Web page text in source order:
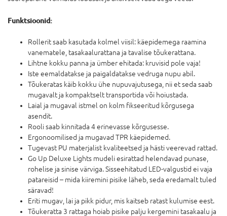
Funktsioonid:
Rollerit saab kasutada kolmel viisil: käepidemega raamina
vanematele, tasakaalurattana ja tavalise tõukerattana.
Lihtne kokku panna ja ümber ehitada: kruvisid pole vaja!
Iste eemaldatakse ja paigaldatakse vedruga nupu abil.
Tõukeratas käib kokku ühe nupuvajutusega, nii et seda saab
mugavalt ja kompaktselt transportida või hoiustada.
Laial ja mugaval istmel on kolm fikseeritud kõrgusega
asendit.
Rooli saab kinnitada 4 erinevasse kõrgusesse.
Ergonoomilised ja mugavad TPR käepidemed.
Tugevast PU materjalist kvaliteetsed ja hästi veerevad rattad.
Go Up Deluxe Lights mudeli esirattad helendavad punase,
rohelise ja sinise värviga. Sisseehitatud LED-valgustid ei vaja
patareisid – mida kiiremini pisike läheb, seda eredamalt tuled
säravad!
Eriti mugav, lai ja pikk pidur, mis kaitseb ratast kulumise eest.
Tõukeratta 3 rattaga hoiab pisike palju kergemini tasakaalu ja